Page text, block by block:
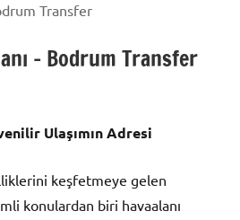
Transfer
– Bodrum Transfer
Ulaşımın Adresi
keşfetmeye gelen
konulardan biri havaalanı